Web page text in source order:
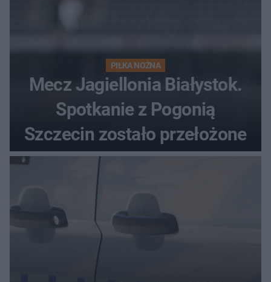
PIŁKA NOŻNA
Mecz Jagiellonia Białystok.
Spotkanie z Pogonią
Szczecin zostało przełożone